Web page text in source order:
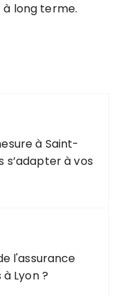
long terme.
à Saint-
à vos
l'assurance
Lyon ?